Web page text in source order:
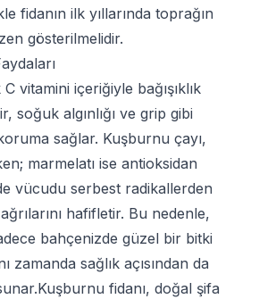
fidanın ilk yıllarında toprağın
gösterilmelidir.
vitamini içeriğiyle bağışıklık
soğuk algınlığı ve grip gibi
sağlar. Kuşburnu çayı,
marmelatı ise antioksidan
vücudu serbest radikallerden
hafifletir. Bu nedenle,
bahçenizde güzel bir bitki
zamanda sağlık açısından da
fidanı, doğal şifa